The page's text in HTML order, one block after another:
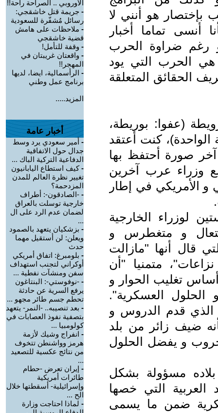
بإختصار هو أنني ﻻ
أنسى تماما أخبار
رغم ضراوة الحرب
الحرب التي يود
الحقائق المتعلقة
(عفوا: بوريطة،
الواحدة)، كنت أعتقد
صورة أحتفظ بها
وزراء عرب آخرين
و اﻷمريكي في إطار
لوزراء الخارجية
و متغطرس و
قال أنها "مازالت
متمنيا "أن
تغليب الحوار و
الحلول العسكرية".
قدم الدروس و
ضيف زائر من بلد
و يفضل الحلول
بلاده مسؤولة بشكل
التي خصها
ضمن ما يسمى
الأوروبي .. الصراحة راحة!!
- جريمة قتل خاشقجي:
رسائل مُشفّرة للسعودية
- ملاحظات على هامش
قضية خاشقجي
- وقفة للتأمل!
- واقعتان غريبتان في
المهجر!!
- الرأسمالية، ايضا، لديها
برنامج عمل وطني
المزيد.....
أخبار عامة
- أمير سعودي يرد وسط
جدال حول الاتفاقية
الدفاعية التركية الباك ...
-كيف استطاع اليابانيون
تغيير نظرة العالم للمدن
المزدحمة؟
- -الصادقون-: أطراف
خارجية توسلت بالعراق
لضمان عدم الرد على ال
...
- بزشكيان يتعهد بالصمود
ويعلن: لن أستقيل مهما
حدث
- بلومبرغ: اتفاق أمريكي
أوكراني لتجنب استهداف
سفن ومنشآت نفطية ...
- -نوفوستي-: البنتاغون
يرفع السرية عن حادثة
تحطم جسم طائر مجهو ...
- بعد تنصيبه.. -النمر- يتعهد
بتصفية نفوذ العصابات في
كولومبيا ...
- انفراج وشيك لأزمة
هرمز وواشنطن تتخوف
من نتائج عكسية للتصعيد
...
- إيران تعرض -حطام
طائرات أمريكية
وإسرائيلية- أسقطتها خلال
الح ...
- لماذا احتاجت وزارة